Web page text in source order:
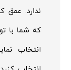
که شما با
انتخاب